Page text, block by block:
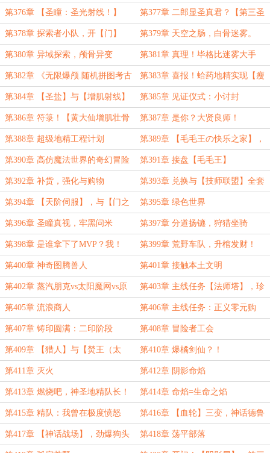
天骄！ 力。
第376章 【圣瞳：圣光射线！】 第377章 二郎显圣真君？【第三圣
瞳】
第378章 探索者小队，开【门】
……
第379章 天空之肠，白骨迷雾。
第380章 异域探索，颅骨异变 第381章 真理！毕格比迷雾大手
印！
第382章 《无限爆颅.随机拼图考古
大法》
第383章 喜报！蛤药地精实现【瘦
肉精】自由！
第384章 【圣盐】与【增肌射线】 第385章 见证仪式：小讨封
第386章 符箓！【黄大仙增肌壮骨
符】
第387章 是你？大贤良师！
第388章 超级地精工程计划 第389章 【毛毛王の快乐之家】，
堂堂再聚首！
第390章 高仿魔法世界的奇幻冒险 第391章 接盘【毛毛王】
第392章 补货，强化与购物 第393章 兑换与【技师联盟】全套
科技
第394章 【天阶伺服】，与【门之
境】正确打开方式
第395章 绿色世界
第396章 圣瞳真视，牢黑问米 第397章 分道扬镳，狩猎坐骑
第398章 是谁拿下了MVP？我！ 第399章 荒野车队，升棺发财！
第400章 神奇图腾兽人 第401章 接触本土文明
第402章 蒸汽朋克vs太阳魔网vs原
始崇拜
第403章 主线任务【法师塔】，珍
贵的【空气朋友】
第405章 流浪商人 第406章 主线任务：正义零元购
第407章 铸印圆满：二印阶段 第408章 冒险者工会
第409章 【猎人】与【焚王（太
阳）】
第410章 爆橘剑仙？！
第411章 灭火 第412章 阴影命焰
第413章 燃烧吧，神圣地精队长！ 第414章 命焰=生命之焰
第415章 精队：我曾在极度愤怒
下，极尽升华反杀巨龙！
第416章 【血轮】三变，神话德鲁
伊！
第417章 【神话战场】，劲爆狗头 第418章 荡平部落